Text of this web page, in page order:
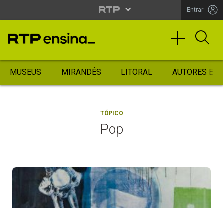
Entrar
MUSEUS MIRANDÊS LITORAL AUTORES
TÓPICO
Pop